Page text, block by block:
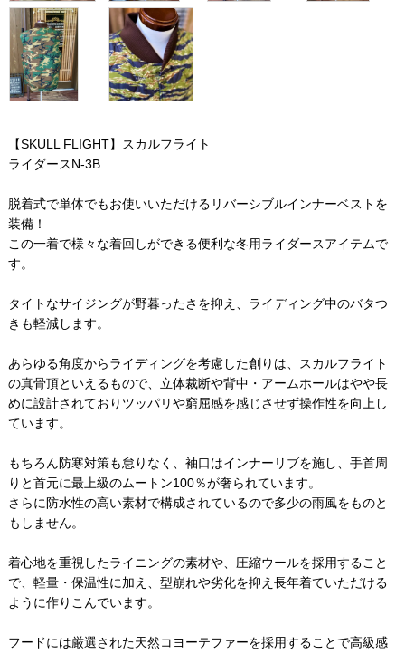
【SKULL FLIGHT】スカルフライト
ライダースN-3B
脱着式で単体でもお使いいただけるリバーシブルインナーベストを
装備！
この一着で様々な着回しができる便利な冬用ライダースアイテムで
す。
タイトなサイジングが野暮ったさを抑え、ライディング中のバタつ
きも軽減します。
あらゆる角度からライディングを考慮した創りは、スカルフライト
の真骨頂といえるもので、立体裁断や背中・アームホールはやや長
めに設計されておりツッパリや窮屈感を感じさせず操作性を向上し
ています。
もちろん防寒対策も怠りなく、袖口はインナーリブを施し、手首周
りと首元に最上級のムートン100％が奢られています。
さらに防水性の高い素材で構成されているので多少の雨風をものと
もしません。
着心地を重視したライニングの素材や、圧縮ウールを採用すること
で、軽量・保温性に加え、型崩れや劣化を抑え長年着ていただける
ように作りこんでいます。
フードには厳選された天然コヨーテファーを採用することで高級感